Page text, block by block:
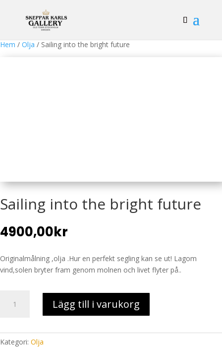
Hem / Olja / Sailing into the bright future
Sailing into the bright future
4900,00kr
Originalmålning ,olja .Hur en perfekt segling kan se ut! Lagom
vind,solen bryter fram genom molnen och livet flyter på..
future
Lägg till i varukorg
Kategori: Olja